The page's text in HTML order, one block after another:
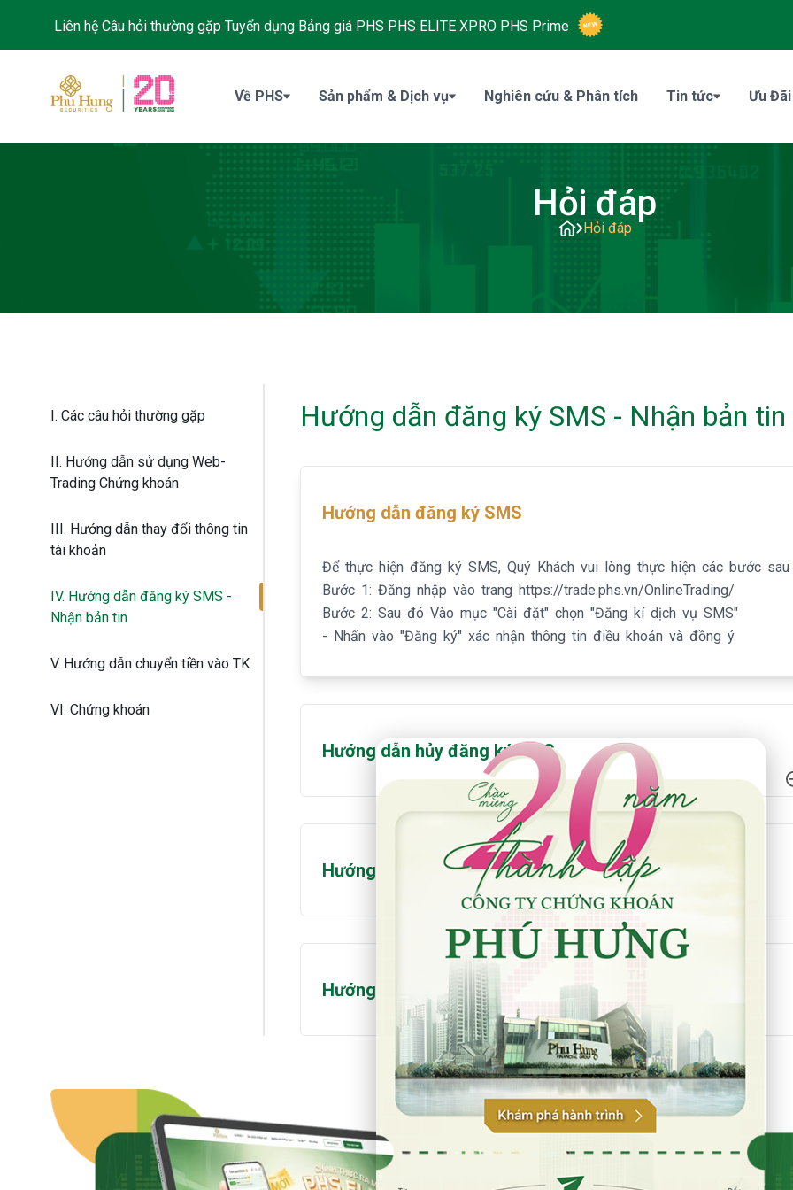
Liên hệ Câu hỏi thường gặp Tuyển dụng Bảng giá PHS PHS ELITE XPRO PHS Prime
Về PHS Sản phẩm & Dịch vụ Nghiên cứu & Phân tích Tin tức Ưu Đãi
Hỏi đáp
Hỏi đáp
Các câu hỏi thường gặp
Hướng dẫn sử dụng Web-
Trading Chứng khoán
Hướng dẫn thay đổi thông tin
tài khoản
Hướng dẫn đăng ký SMS -
Nhận bản tin
Hướng dẫn chuyển tiền vào TK
Chứng khoán
Hướng dẫn đăng ký SMS - Nhận bản tin
Hướng dẫn đăng ký SMS
Để thực hiện đăng ký SMS, Quý Khách vui lòng thực hiện các bước sau
Bước 1: Đăng nhập vào trang https://trade.phs.vn/OnlineTrading/
Bước 2: Sau đó Vào mục "Cài đặt" chọn "Đăng kí dịch vụ SMS"
- Nhấn vào "Đăng ký" xác nhận thông tin điều khoản và đồng ý
Hướng dẫn hủy đăng ký SMS
Hướng dẫn đăng ký nhận bản tin PHS
Hướng dẫn hủy đăng ký nhận bản tin PHS
20 Năm Thành Lập - Công Ty Chứng Khoán Phú Hưng